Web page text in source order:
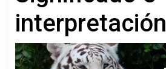
interpretación